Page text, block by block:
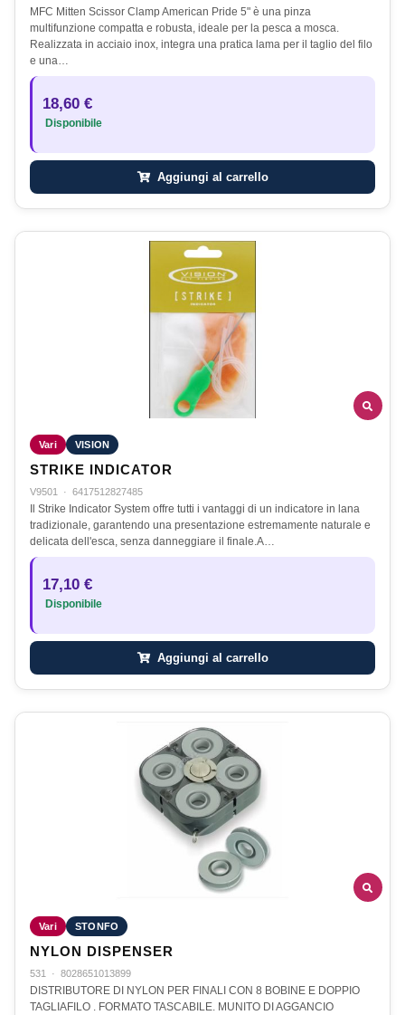
MFC Mitten Scissor Clamp American Pride 5" è una pinza
multifunzione compatta e robusta, ideale per la pesca a mosca.
Realizzata in acciaio inox, integra una pratica lama per il taglio del filo
e una…
18,60 €
Disponibile
Aggiungi al carrello
Vari VISION
STRIKE INDICATOR
V9501 · 6417512827485
Il Strike Indicator System offre tutti i vantaggi di un indicatore in lana
tradizionale, garantendo una presentazione estremamente naturale e
delicata dell'esca, senza danneggiare il finale.A…
17,10 €
Disponibile
Aggiungi al carrello
Vari STONFO
NYLON DISPENSER
531 · 8028651013899
DISTRIBUTORE DI NYLON PER FINALI CON 8 BOBINE E DOPPIO
TAGLIAFILO . FORMATO TASCABILE. MUNITO DI AGGANCIO